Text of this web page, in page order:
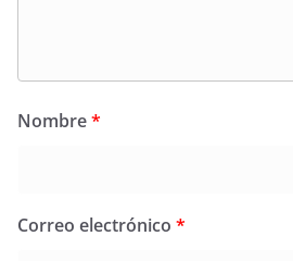
Nombre*
Correo electrónico *